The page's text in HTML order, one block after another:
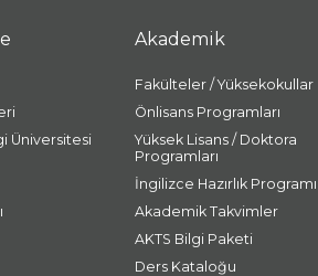
Üniversitesi
Akademik
Fakülteler / Yüksekokullar
Önlisans Programları
Yüksek Lisans / Doktora
Programları
İngilizce Hazırlık Programı
Akademik Takvimler
AKTS Bilgi Paketi
Ders Kataloğu